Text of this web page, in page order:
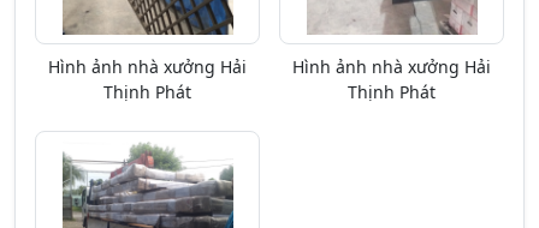
Hình ảnh nhà xưởng Hải
Thịnh Phát
Hình ảnh nhà xưởng Hải
Thịnh Phát